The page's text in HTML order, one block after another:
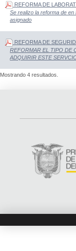
REFORMA DE
Se realizo la reforma de
asignado
REFORMA DE
REFORMAR EL TIPO DE
ADQUIRIR ESTE
Mostrando 4 resultados.